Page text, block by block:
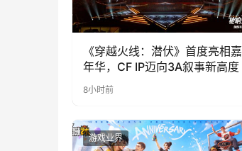
《穿越火线：潜伏》首度亮相嘉
年华，CF IP迈向3A叙事新高度
8小时前
游戏业界